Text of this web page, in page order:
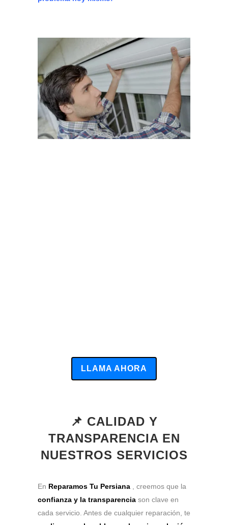
LLAMA AHORA
📌 CALIDAD Y
TRANSPARENCIA EN
NUESTROS SERVICIOS
En Reparamos Tu Persiana , creemos que la
confianza y la transparencia son clave en
cada servicio. Antes de cualquier reparación, te